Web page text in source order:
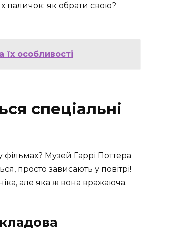
паличок: як обрати свою?
їх особливості
спеціальні
Музей Гаррі Поттера
просто зависають у повітрі!
але яка ж вона вражаюча.